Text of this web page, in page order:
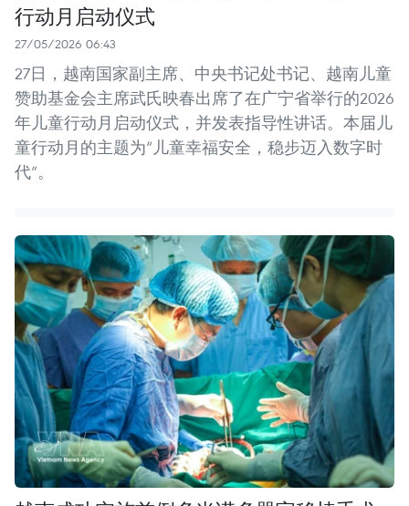
行动月启动仪式
27/05/2026 06:43
27日，越南国家副主席、中央书记处书记、越南儿童
赞助基金会主席武氏映春出席了在广宁省举行的2026
年儿童行动月启动仪式，并发表指导性讲话。本届儿
童行动月的主题为“儿童幸福安全，稳步迈入数字时
代”。